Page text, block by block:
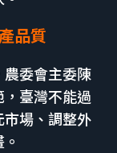
品質
委會主委陳
臺灣不能過
場、調整外